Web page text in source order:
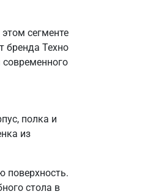
сегменте
бренда Техно
полка и
из
поверхность.
стола в